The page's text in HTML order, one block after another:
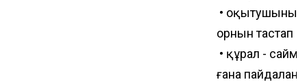
•
орнын тастап
• құрал -
ғана пайдалану;